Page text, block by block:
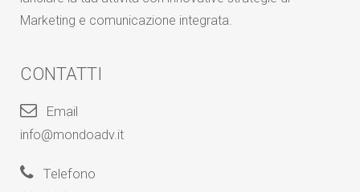
Marketing e comunicazione integrata.
CONTATTI
Email
info@mondoadv.it
Telefono